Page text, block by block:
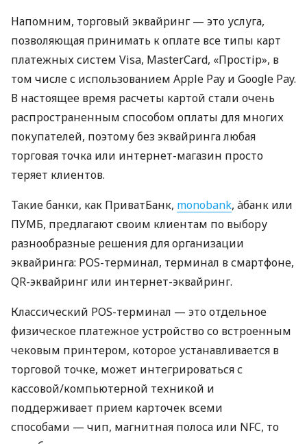
Напомним, торговый эквайринг — это услуга,
позволяющая принимать к оплате все типы карт
платежных систем Visa, MasterCard, «Простір», в
том числе с использованием Apple Pay и Google Pay.
В настоящее время расчеты картой стали очень
распространенным способом оплаты для многих
покупателей, поэтому без эквайринга любая
торговая точка или интернет-магазин просто
теряет клиентов.
Такие банки, как ПриватБанк, monobank, àбанк или
ПУМБ, предлагают своим клиентам по выбору
разнообразные решения для организации
эквайринга: POS-терминал, терминал в смартфоне,
QR-эквайринг или интернет-эквайринг.
Классический POS-терминал — это отдельное
физическое платежное устройство со встроенным
чековым принтером, которое устанавливается в
торговой точке, может интегрироваться с
кассовой/компьютерной техникой и
поддерживает прием карточек всеми
способами — чип, магнитная полоса или NFC, то